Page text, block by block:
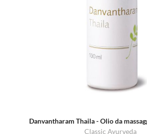
Danvantharam Thaila - Olio da
Classic Ayurveda